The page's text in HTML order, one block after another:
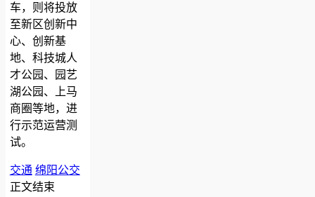
车，则将投放
至新区创新中
心、创新基
地、科技城人
才公园、园艺
湖公园、上马
商圈等地，进
行示范运营测
试。
交通 绵阳公交
正文结束